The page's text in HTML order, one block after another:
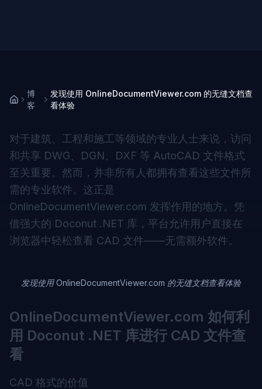
博
客
发现使用 OnlineDocumentViewer.com 的无缝文档查
看体验
对于建筑、工程和施工等领域的专业人士来说，访问
和共享 DWG、DGN、DXF 等 AutoCAD 文件格式
至关重要。然而，并非所有人都拥有查看这些文件所
需的专业软件。这正是
OnlineDocumentViewer.com 发挥作用的地方。凭
借强大的 Doconut .NET 库，平台允许用户直接在
浏览器中轻松查看 CAD 文件——无需额外软件。
发现使用 OnlineDocumentViewer.com 的无缝文档查看体验
OnlineDocumentViewer.com 如何利
用 Doconut .NET 库进行 CAD 文件查
看
CAD 格式的价值